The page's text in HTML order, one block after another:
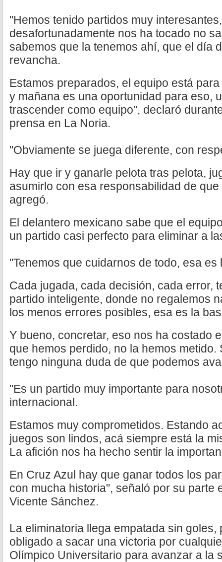
"Hemos tenido partidos muy
desafortunadamente nos ha tocado no
sabemos que la tenemos ahí, que el día
revancha.
Estamos preparados, el equipo está
y mañana es una oportunidad para eso,
trascender como equipo", declaró
prensa en La Noria.
"Obviamente se juega diferente, con
Hay que ir y ganarle pelota tras pelota,
asumirlo con esa responsabilidad de
agregó.
El delantero mexicano sabe que el
un partido casi perfecto para eliminar a
"Tenemos que cuidarnos de todo, esa es
Cada jugada, cada decisión, cada error,
partido inteligente, donde no regalemos
los menos errores posibles, esa es la
Y bueno, concretar, eso nos ha costado
que hemos perdido, no la hemos
tengo ninguna duda de que podemos
"Es un partido muy importante para
internacional.
Estamos muy comprometidos. Estando
juegos son lindos, acá siempre está la
La afición nos ha hecho sentir la
En Cruz Azul hay que ganar todos los
con mucha historia", señaló por su parte
Vicente Sánchez.
La eliminatoria llega empatada sin
obligado a sacar una victoria por
Olímpico Universitario para avanzar a la